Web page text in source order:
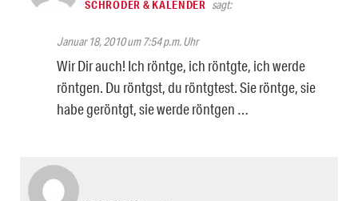
SCHRÖDER & KALENDER sagt:
Januar 18, 2010 um 7:54 p.m. Uhr
Wir Dir auch! Ich röntge, ich röntgte, ich werde
röntgen. Du röntgst, du röntgtest. Sie röntge, sie
habe geröntgt, sie werde röntgen …